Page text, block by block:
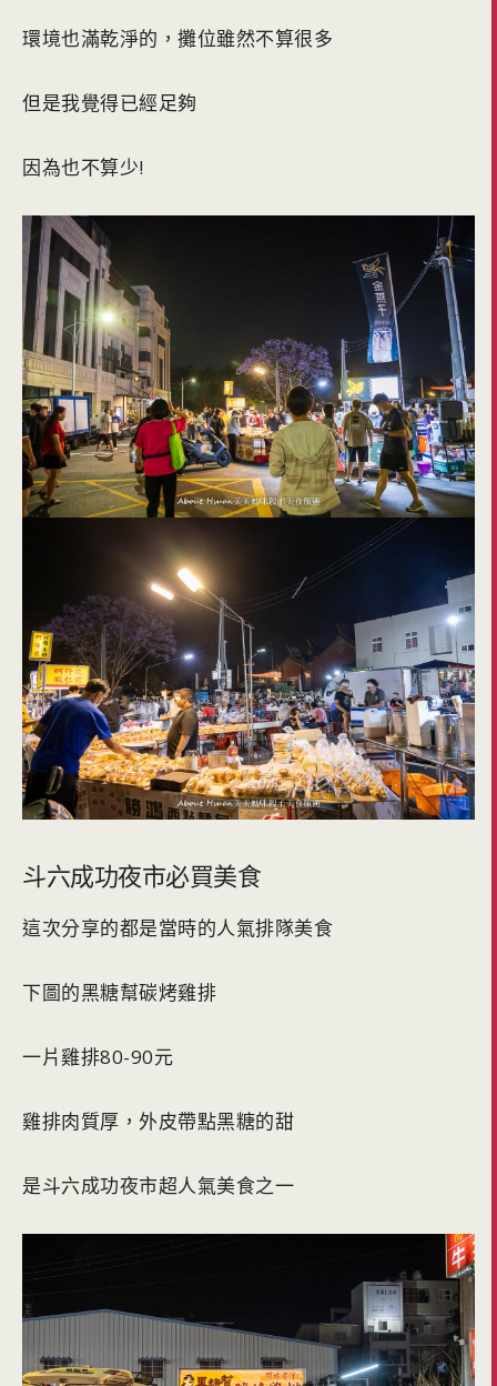
環境也滿乾淨的，攤位雖然不算很多
但是我覺得已經足夠
因為也不算少!
斗六成功夜市必買美食
這次分享的都是當時的人氣排隊美食
下圖的黑糖幫碳烤雞排
一片雞排80-90元
雞排肉質厚，外皮帶點黑糖的甜
是斗六成功夜市超人氣美食之一